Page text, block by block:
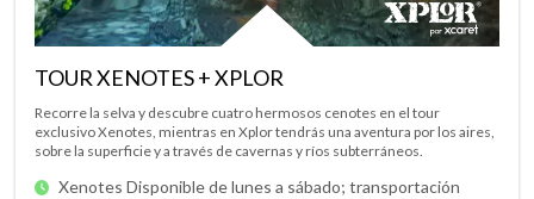
TOUR XENOTES + XPLOR
Recorre la selva y descubre cuatro hermosos cenotes en el tour
exclusivo Xenotes, mientras en Xplor tendrás una aventura por los aires,
sobre la superficie y a través de cavernas y ríos subterráneos.
Xenotes Disponible de lunes a sábado; transportación